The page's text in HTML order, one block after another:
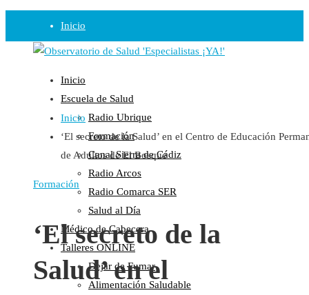
Inicio
Observatorio
Opinión
Radio
Guadalinfo Salud
Radio Guadalete
COPE Pontevedra
Salud en Radio Ubrique
Salud en Verano
Plataforma
Manifiestos
Comunicados
Inicio
Escuela de Salud
Radio Ubrique
Formación
Canal Sierra de Cádiz
Radio Arcos
Radio Comarca SER
Salud al Día
Médico de Cabecera
Talleres ONLINE
Dejar de Fumar
Alimentación Saludable
Inicio
‘El secreto de la Salud’ en el Centro de Educación
de Adultos de El Bosque
Formación
‘El secreto de la
Salud’ en el